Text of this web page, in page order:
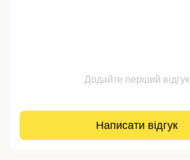
Додайте перший відгук
Написати відгук